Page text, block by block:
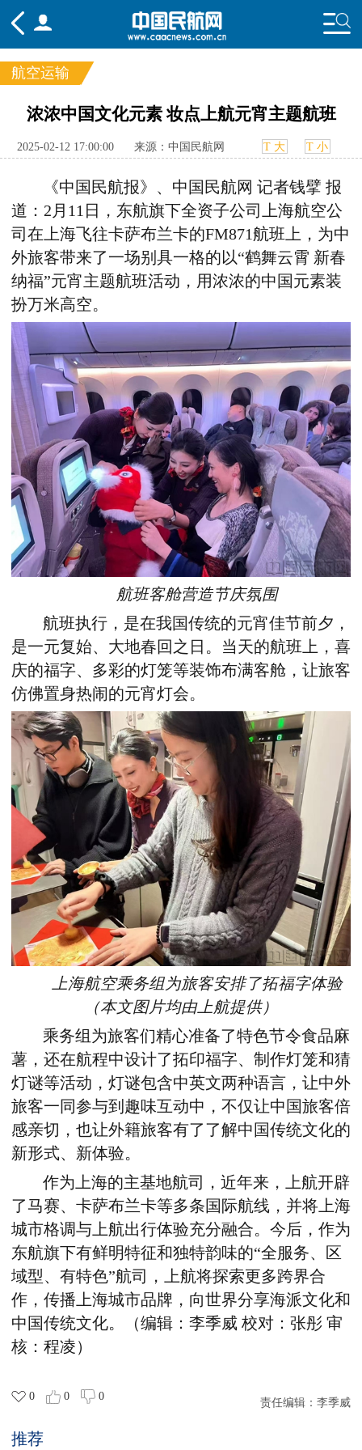
频道
国内 国际
行业
航空运输
浓浓中国文化元素 妆点上航元宵主题航班
2025-02-12 17:00:00 来源：中国民航网 T 大 T 小
《中国民航报》、中国民航网 记者钱擘 报
道：2月11日，东航旗下全资子公司上海航空公
司在上海飞往卡萨布兰卡的FM871航班上，为中
外旅客带来了一场别具一格的以“鹤舞云霄 新春
纳福”元宵主题航班活动，用浓浓的中国元素装
扮万米高空。
航班客舱营造节庆氛围
航班执行，是在我国传统的元宵佳节前夕，
是一元复始、大地春回之日。当天的航班上，喜
庆的福字、多彩的灯笼等装饰布满客舱，让旅客
仿佛置身热闹的元宵灯会。
上海航空乘务组为旅客安排了拓福字体验
（本文图片均由上航提供）
乘务组为旅客们精心准备了特色节令食品麻
薯，还在航程中设计了拓印福字、制作灯笼和猜
灯谜等活动，灯谜包含中英文两种语言，让中外
旅客一同参与到趣味互动中，不仅让中国旅客倍
感亲切，也让外籍旅客有了了解中国传统文化的
新形式、新体验。
作为上海的主基地航司，近年来，上航开辟
了马赛、卡萨布兰卡等多条国际航线，并将上海
城市格调与上航出行体验充分融合。今后，作为
东航旗下有鲜明特征和独特韵味的“全服务、区
域型、有特色”航司，上航将探索更多跨界合
作，传播上海城市品牌，向世界分享海派文化和
中国传统文化。
（编辑：李季威 校对：张彤 审
核：程凌）
0 0 0
责任编辑： 李季威
推荐